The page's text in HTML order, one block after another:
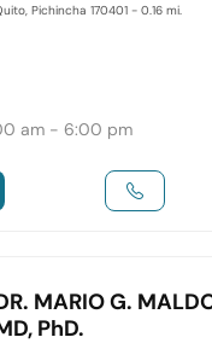
Pichincha 170401 - 0.16 mi.
am - 6:00 pm
MARIO G.
PhD.